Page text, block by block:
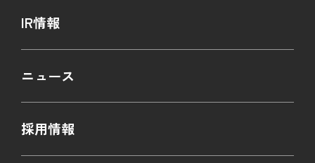
IR情報
ニュース
採用情報